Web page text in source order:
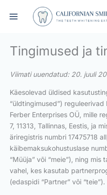
Tingimused ja
Viimati uuendatud: 20. juuli
Käesolevad üldised
“üldtingimused”)
Ferber Enterprises OÜ, mille
7, 11313, Tallinnas, Eestis, ja
äriregistris numbri 17475718
käibemaksukohustuslase
“Müüja” või “meie”), ning mis
vahel, kes kasutab
(edaspidi “Partner” või “teie”).